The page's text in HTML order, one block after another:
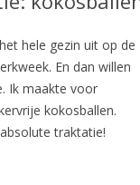
hele gezin uit op de
En dan willen
Ik maakte voor
kokosballen.
traktatie!